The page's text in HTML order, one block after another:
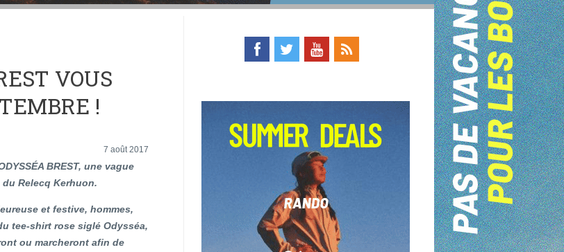
VOUS
!
7 août 2017
BREST, une vague
Relecq Kerhuon.
et festive, hommes,
tee-shirt rose siglé Odysséa,
ou marcheront afin de